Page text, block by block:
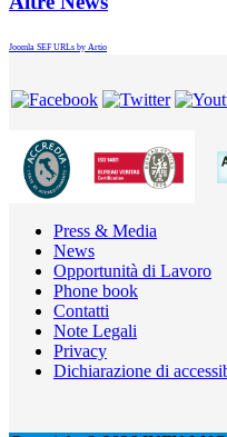
Joomla SEF URLs by Artio
Press & Media
News
Opportunità di Lavoro
Phone book
Contatti
Note Legali
Privacy
Dichiarazione di